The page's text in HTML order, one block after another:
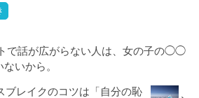
で話が広がらない人は、女の子の◯◯
いから。
ブレイクのコツは「自分の恥